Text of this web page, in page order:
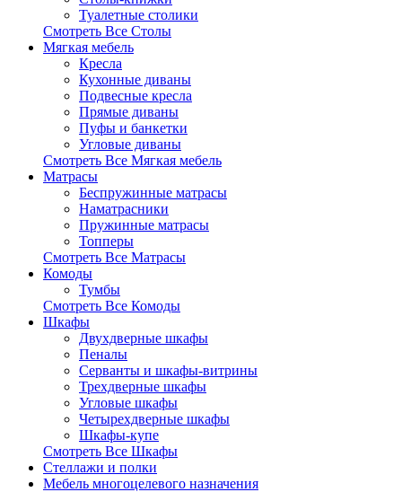
Туалетные столики
Смотреть Все Столы
Мягкая мебель
Кресла
Кухонные диваны
Подвесные кресла
Прямые диваны
Пуфы и банкетки
Угловые диваны
Смотреть Все Мягкая мебель
Матрасы
Беспружинные матрасы
Наматрасники
Пружинные матрасы
Топперы
Смотреть Все Матрасы
Комоды
Тумбы
Смотреть Все Комоды
Шкафы
Двухдверные шкафы
Пеналы
Серванты и шкафы-витрины
Трехдверные шкафы
Угловые шкафы
Четырехдверные шкафы
Шкафы-купе
Смотреть Все Шкафы
Стеллажи и полки
Мебель многоцелевого назначения